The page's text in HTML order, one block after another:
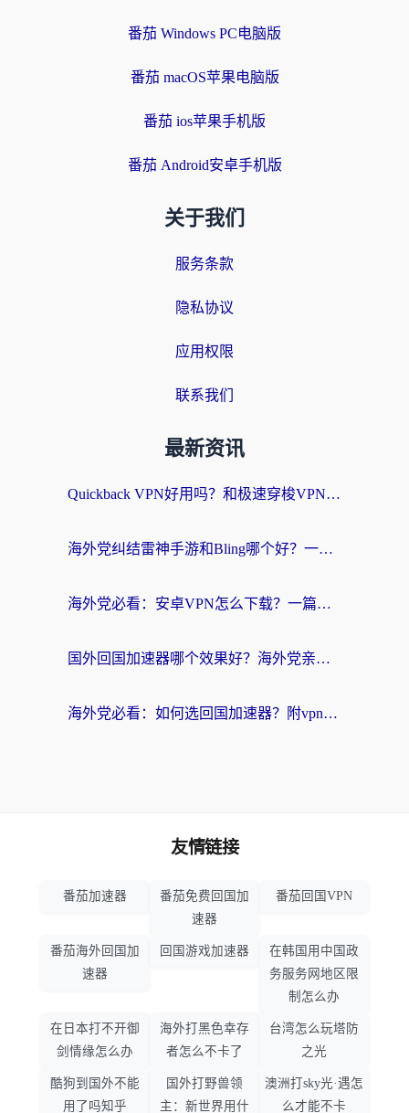
番茄 Windows PC电脑版
番茄 macOS苹果电脑版
番茄 ios苹果手机版
番茄 Android安卓手机版
关于我们
服务条款
隐私协议
应用权限
联系我们
最新资讯
Quickback VPN好用吗？和极速穿梭VPN对比哪个回国效果更好？海外党选加速器必看的真实体验
海外党纠结雷神手游和Bling哪个好？一篇指南教你选对回国加速器
海外党必看：安卓VPN怎么下载？一篇搞定回国加速器选择与无缝访问国内资源
国外回国加速器哪个效果好？海外党亲测指南，告别地域限制的实用方案
海外党必看：如何选回国加速器？附vpn免费试用指南，解决追剧游戏办公难题
友情链接
番茄加速器
番茄免费回国加
速器
番茄回国VPN
番茄海外回国加
速器
回国游戏加速器
在韩国用中国政
务服务网地区限
制怎么办
在日本打不开御
剑情缘怎么办
海外打黑色幸存
者怎么不卡了
台湾怎么玩塔防
之光
酷狗到国外不能
用了吗知乎
国外打野兽领
主：新世界用什
澳洲打sky光·遇怎
么才能不卡